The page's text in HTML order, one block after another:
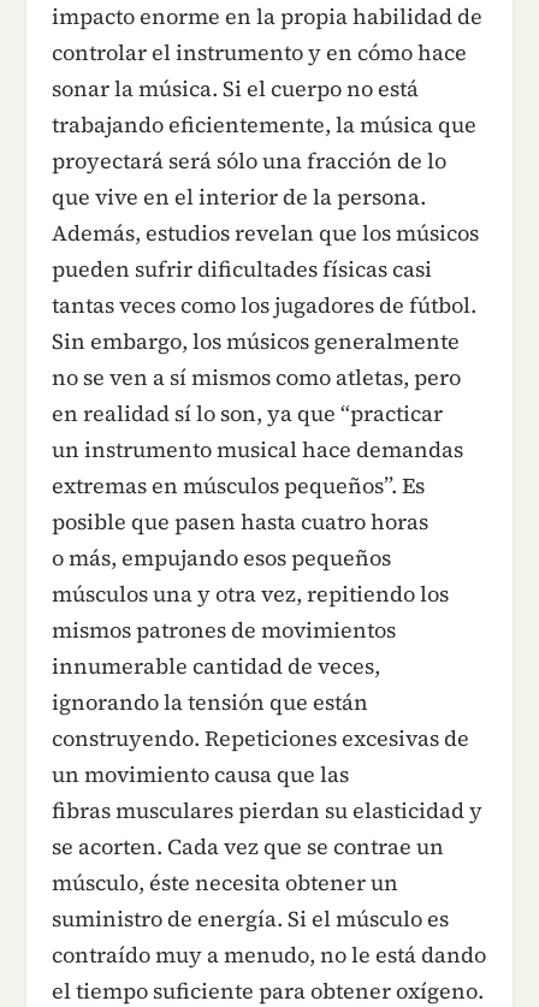
impacto enorme en la propia habilidad de
controlar el instrumento y en cómo hace
sonar la música. Si el cuerpo no está
trabajando eficientemente, la música que
proyectará será sólo una fracción de lo
que vive en el interior de la persona.
Además, estudios revelan que los músicos
pueden sufrir dificultades físicas casi
tantas veces como los jugadores de fútbol.
Sin embargo, los músicos generalmente
no se ven a sí mismos como atletas, pero
en realidad sí lo son, ya que “practicar
un instrumento musical hace demandas
extremas en músculos pequeños”. Es
posible que pasen hasta cuatro horas
o más, empujando esos pequeños
músculos una y otra vez, repitiendo los
mismos patrones de movimientos
innumerable cantidad de veces,
ignorando la tensión que están
construyendo. Repeticiones excesivas de
un movimiento causa que las
fibras musculares pierdan su elasticidad y
se acorten. Cada vez que se contrae un
músculo, éste necesita obtener un
suministro de energía. Si el músculo es
contraído muy a menudo, no le está dando
el tiempo suficiente para obtener oxígeno.